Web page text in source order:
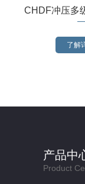
CHDF冲压多
了解
产品中
Product